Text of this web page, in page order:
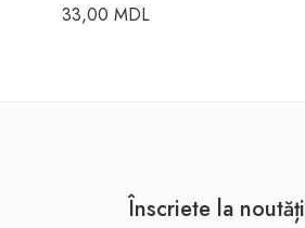
33,00 MDL
Înscriete la noutăți